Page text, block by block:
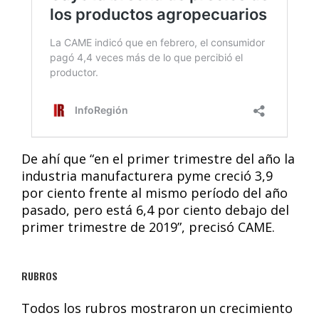
De ahí que “en el primer trimestre del año la
industria manufacturera pyme creció 3,9
por ciento frente al mismo período del año
pasado, pero está 6,4 por ciento debajo del
primer trimestre de 2019”, precisó CAME.
RUBROS
Todos los rubros mostraron un crecimiento